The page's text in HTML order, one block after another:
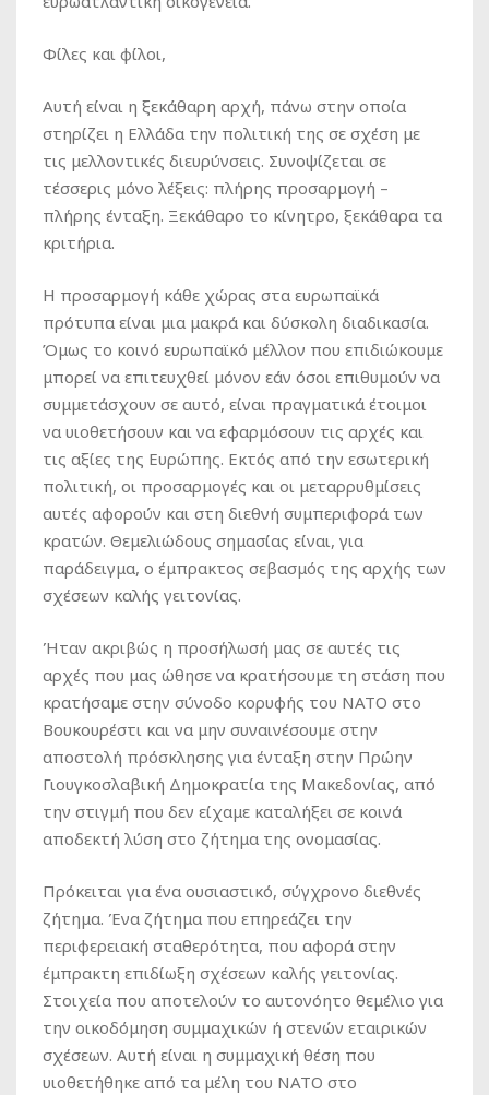
Φίλες και φίλοι,
Αυτή είναι η ξεκάθαρη αρχή, πάνω στην οποία
στηρίζει η Ελλάδα την πολιτική της σε σχέση με
τις μελλοντικές διευρύνσεις. Συνοψίζεται σε
τέσσερις μόνο λέξεις: πλήρης προσαρμογή –
πλήρης ένταξη. Ξεκάθαρο το κίνητρο, ξεκάθαρα τα
κριτήρια.
Η προσαρμογή κάθε χώρας στα ευρωπαϊκά
πρότυπα είναι μια μακρά και δύσκολη διαδικασία.
Όμως το κοινό ευρωπαϊκό μέλλον που επιδιώκουμε
μπορεί να επιτευχθεί μόνον εάν όσοι επιθυμούν να
συμμετάσχουν σε αυτό, είναι πραγματικά έτοιμοι
να υιοθετήσουν και να εφαρμόσουν τις αρχές και
τις αξίες της Ευρώπης. Εκτός από την εσωτερική
πολιτική, οι προσαρμογές και οι μεταρρυθμίσεις
αυτές αφορούν και στη διεθνή συμπεριφορά των
κρατών. Θεμελιώδους σημασίας είναι, για
παράδειγμα, ο έμπρακτος σεβασμός της αρχής των
σχέσεων καλής γειτονίας.
Ήταν ακριβώς η προσήλωσή μας σε αυτές τις
αρχές που μας ώθησε να κρατήσουμε τη στάση που
κρατήσαμε στην σύνοδο κορυφής του ΝΑΤΟ στο
Βουκουρέστι και να μην συναινέσουμε στην
αποστολή πρόσκλησης για ένταξη στην Πρώην
Γιουγκοσλαβική Δημοκρατία της Μακεδονίας, από
την στιγμή που δεν είχαμε καταλήξει σε κοινά
αποδεκτή λύση στο ζήτημα της ονομασίας.
Πρόκειται για ένα ουσιαστικό, σύγχρονο διεθνές
ζήτημα. Ένα ζήτημα που επηρεάζει την
περιφερειακή σταθερότητα, που αφορά στην
έμπρακτη επιδίωξη σχέσεων καλής γειτονίας.
Στοιχεία που αποτελούν το αυτονόητο θεμέλιο για
την οικοδόμηση συμμαχικών ή στενών εταιρικών
σχέσεων. Αυτή είναι η συμμαχική θέση που
υιοθετήθηκε από τα μέλη του ΝΑΤΟ στο